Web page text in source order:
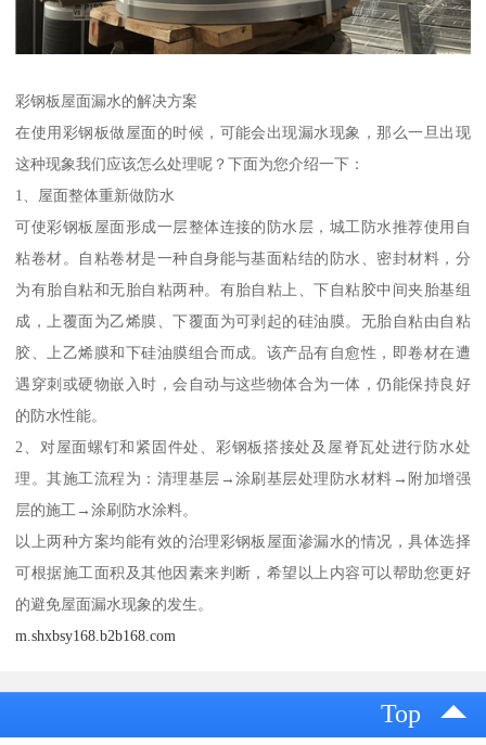
彩钢板屋面漏水的解决方案
在使用彩钢板做屋面的时候，可能会出现漏水现象，那么一旦出现
这种现象我们应该怎么处理呢？下面为您介绍一下：
1、屋面整体重新做防水
可使彩钢板屋面形成一层整体连接的防水层，城工防水推荐使用自
粘卷材。自粘卷材是一种自身能与基面粘结的防水、密封材料，分
为有胎自粘和无胎自粘两种。有胎自粘上、下自粘胶中间夹胎基组
成，上覆面为乙烯膜、下覆面为可剥起的硅油膜。无胎自粘由自粘
胶、上乙烯膜和下硅油膜组合而成。该产品有自愈性，即卷材在遭
遇穿刺或硬物嵌入时，会自动与这些物体合为一体，仍能保持良好
的防水性能。
2、对屋面螺钉和紧固件处、彩钢板搭接处及屋脊瓦处进行防水处
理。其施工流程为：清理基层→涂刷基层处理防水材料→附加增强
层的施工→涂刷防水涂料。
以上两种方案均能有效的治理彩钢板屋面渗漏水的情况，具体选择
可根据施工面积及其他因素来判断，希望以上内容可以帮助您更好
的避免屋面漏水现象的发生。
m.shxbsy168.b2b168.com
Top